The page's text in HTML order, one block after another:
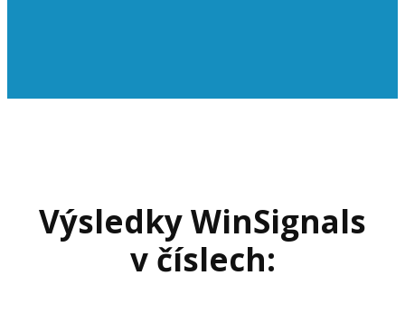
Výsledky WinSignals
v číslech: